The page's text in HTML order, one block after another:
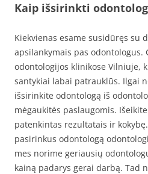
Kaip išsirinkti
Kiekvienas esame susidūręs su
apsilankymais pas odontologus.
odontologijos klinikose Vilniuje,
santykiai labai patrauklūs. Ilgai
išsirinkite odontologą iš
mėgaukitės paslaugomis.
patenkintas rezultatais ir
pasirinkus odontologą
mes norime geriausių
kainą padarys gerai darbą. Tad